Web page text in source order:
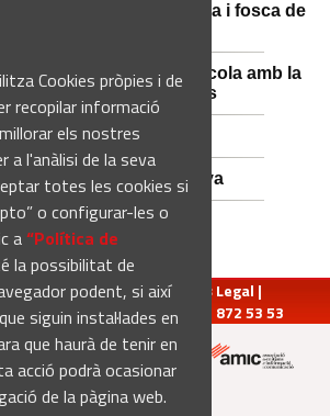
Cookies pròpies i de
recopilar informació
els nostres
a l'anàlisi de la seva
totes les cookies si
o configurar-les o
a“Política de
la possibilitat de
podent, si així
siguin instal·lades en
que haurà de tenir en
acció podrà ocasionar
de la pàgina web.
per a la nit més màgica i fosca de
l'eclipsi
en valor el patrimoni agrícola amb la
de peces històriques
a Santa Coloma
de Vinya de Catalunya
|Qui som Avís Legal |
13, 08240-Manresa | Tel.: 93 872 53 53